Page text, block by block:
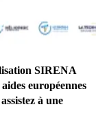
SIRENA
européennes
à une